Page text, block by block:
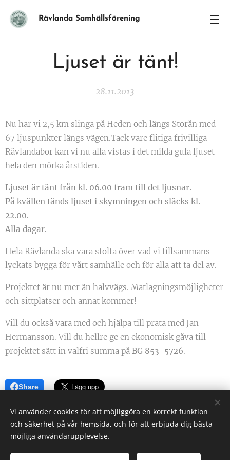
Rävlanda Samhällsförening
Ljuset är tänt!
28.11.2013
Nu har vi 2,5 km slinga på Heden och längs Storån med
67 ljuspunkter längs vägen.Tack vare flitiga frivilliga
Rävlandabor kan vi nu alla vistas i det milda gula ljuset
hela den mörka årstiden.
Ljuset är tänt från kl. 06.00 fram till det ljusnar.
På kvällen tänds ljuset i skymningen och släcks kl.
22.00.
Alla dagar.
Hela Rävlanda ska vara stolta över vad vi tillsammans
lyckats bygga för vårt samhälle och för alla att ta del av.
Projektet är nu mer än halvvägs. Matlagningsmöjligheter
och sittplatser och annat kommer!
Vill du också vara med och hjälpa till prata med Jan
Hermansson. Vill du hellre ge en ekonomisk gåva till
projektet sätt in valfri summa på BG 853-5726.
Share
Rävlanda Samhällsförening
Alla rättigheter reserverade 2022
Vi använder cookies för att möjliggöra en korrekt funktion
och säkerhet på vår hemsida, och för att erbjuda dig bästa
möjliga användarupplevelse.